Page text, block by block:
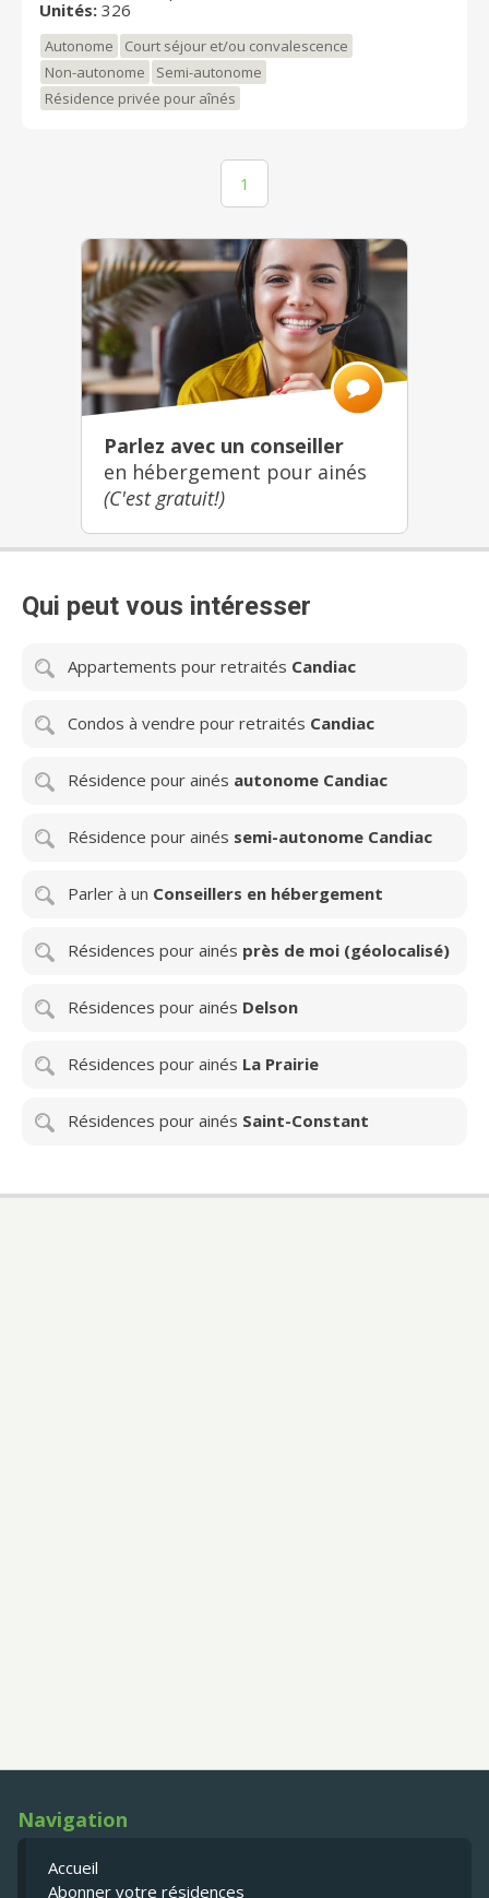
Unités: 326
Autonome
Court séjour et/ou convalescence
Non-autonome
Semi-autonome
Résidence privée pour aînés
1
Parlez avec un conseiller
en hébergement pour ainés
(C'est gratuit!)
Qui peut vous intéresser
Appartements pour retraités Candiac
Condos à vendre pour retraités Candiac
Résidence pour ainés autonome Candiac
Résidence pour ainés semi-autonome Candiac
Parler à un Conseillers en hébergement
Résidences pour ainés près de moi (géolocalisé)
Résidences pour ainés Delson
Résidences pour ainés La Prairie
Résidences pour ainés Saint-Constant
Navigation
Accueil
Abonner votre résidences